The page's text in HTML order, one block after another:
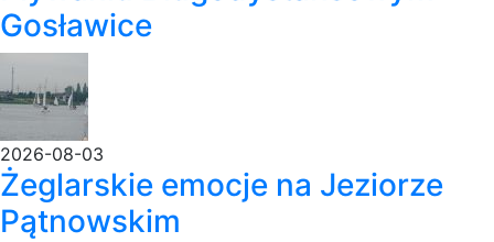
Gosławice
2026-08-03
Żeglarskie emocje na Jeziorze
Pątnowskim